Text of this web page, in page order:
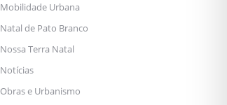
Mobilidade Urbana
Natal de Pato Branco
Nossa Terra Natal
Notícias
Obras e Urbanismo